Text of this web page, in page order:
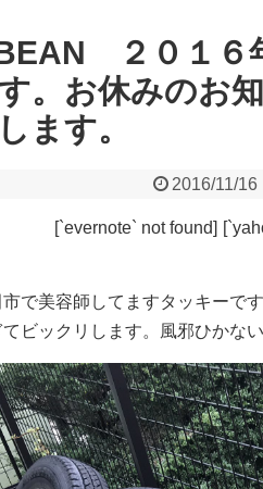
２０１６
。お休みのお
ます。
2016/11/16
[`evernote` not found]
で美容師してますタッキーで
ビックリします。風邪ひかな